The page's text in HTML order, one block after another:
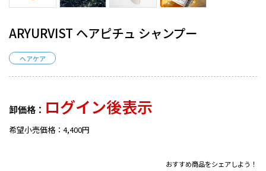
ARYURVIST ヘアピチュ シャンプー
ヘアケア
卸価格： ログイン後表示
希望小売価格：4,400円
おすすめ商品をシェアしよう！